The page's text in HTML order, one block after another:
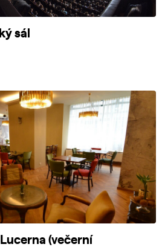
sál
(večerní